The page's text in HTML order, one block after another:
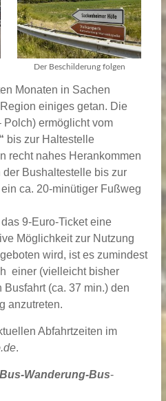
Der Beschilderung folgen
Monaten in Sachen
einiges getan. Die
ermöglicht vom
bis zur Haltestelle
recht nahes Herankommen
Bushaltestelle bis zur
ca. 20-minütiger Fußweg
9-Euro-Ticket eine
Möglichkeit zur Nutzung
wird, ist es zumindest
einer (vielleicht bisher
(ca. 37 min.) den
anzutreten.
Abfahrtzeiten im
.
Bus-Wanderung-Bus-